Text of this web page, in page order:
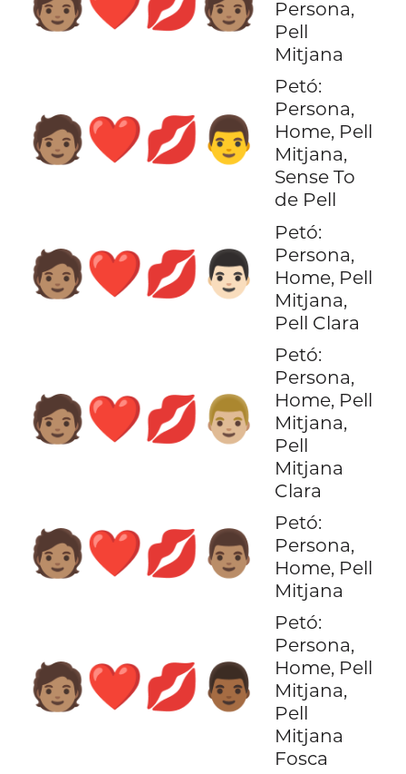
Persona,
Pell
Mitjana
🧑🏽‍❤️‍💋‍👨
Petó:
Persona,
Home, Pell
Mitjana,
Sense To
de Pell
🧑🏽‍❤️‍💋‍👨🏻
Petó:
Persona,
Home, Pell
Mitjana,
Pell Clara
🧑🏽‍❤️‍💋‍👨🏼
Petó:
Persona,
Home, Pell
Mitjana,
Pell
Mitjana
Clara
🧑🏽‍❤️‍💋‍👨🏽
Petó:
Persona,
Home, Pell
Mitjana
🧑🏽‍❤️‍💋‍👨🏾
Petó:
Persona,
Home, Pell
Mitjana,
Pell
Mitjana
Fosca